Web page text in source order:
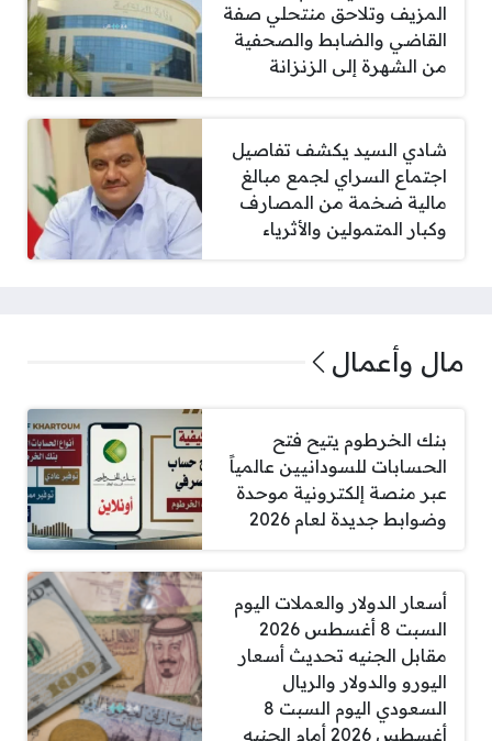
المزيف وتلاحق منتحلي صفة
القاضي والضابط والصحفية
من الشهرة إلى الزنزانة
شادي السيد يكشف تفاصيل
اجتماع السراي لجمع مبالغ
مالية ضخمة من المصارف
وكبار المتمولين والأثرياء
مال وأعمال
بنك الخرطوم يتيح فتح
الحسابات للسودانيين عالمياً
عبر منصة إلكترونية موحدة
وضوابط جديدة لعام 2026
أسعار الدولار والعملات اليوم
السبت 8 أغسطس 2026
مقابل الجنيه تحديث أسعار
اليورو والدولار والريال
السعودي اليوم السبت 8
أغسطس 2026 أمام الجنيه